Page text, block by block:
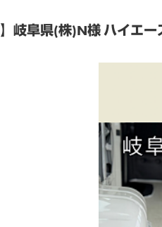
】岐阜県(株)N様 ハイエ